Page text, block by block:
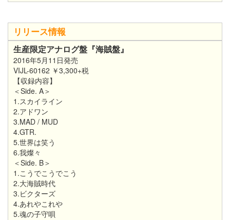
リリース情報
生産限定アナログ盤『海賊盤』
2016年5月11日発売
VIJL-60162 ￥3,300+税
【収録内容】
＜Side. A＞
1.スカイライン
2.アドワン
3.MAD / MUD
4.GTR.
5.世界は笑う
6.我燦々
＜Side. B＞
1.こうでこうでこう
2.大海賊時代
3.ビクターズ
4.あれやこれや
5.魂の子守唄